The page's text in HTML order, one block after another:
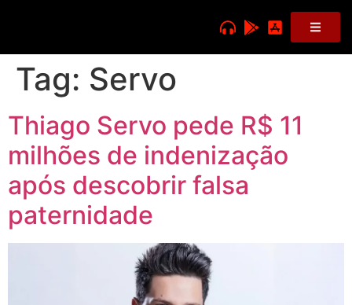
Tag: Servo
Thiago Servo pede R$ 11
milhões de indenização
após descobrir falsa
paternidade